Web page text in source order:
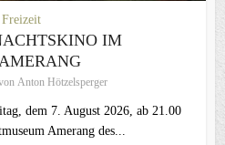
Freizeit
IM
Anton Hötzelsperger
dem 7. August 2026, ab 21.00
Amerang des...